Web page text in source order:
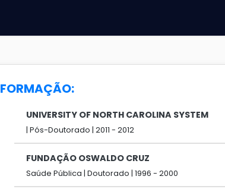
FORMAÇÃO:
UNIVERSITY OF NORTH CAROLINA SYSTEM
| Pós-Doutorado | 2011 - 2012
FUNDAÇÃO OSWALDO CRUZ
Saúde Pública | Doutorado | 1996 - 2000